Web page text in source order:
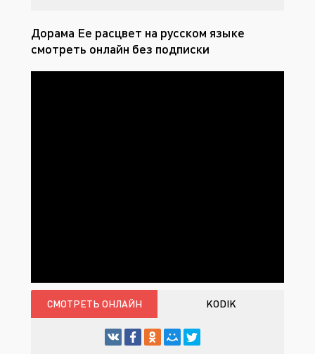
Дорама Ее расцвет на русском языке
смотреть онлайн без подписки
СМОТРЕТЬ ОНЛАЙН KODIK